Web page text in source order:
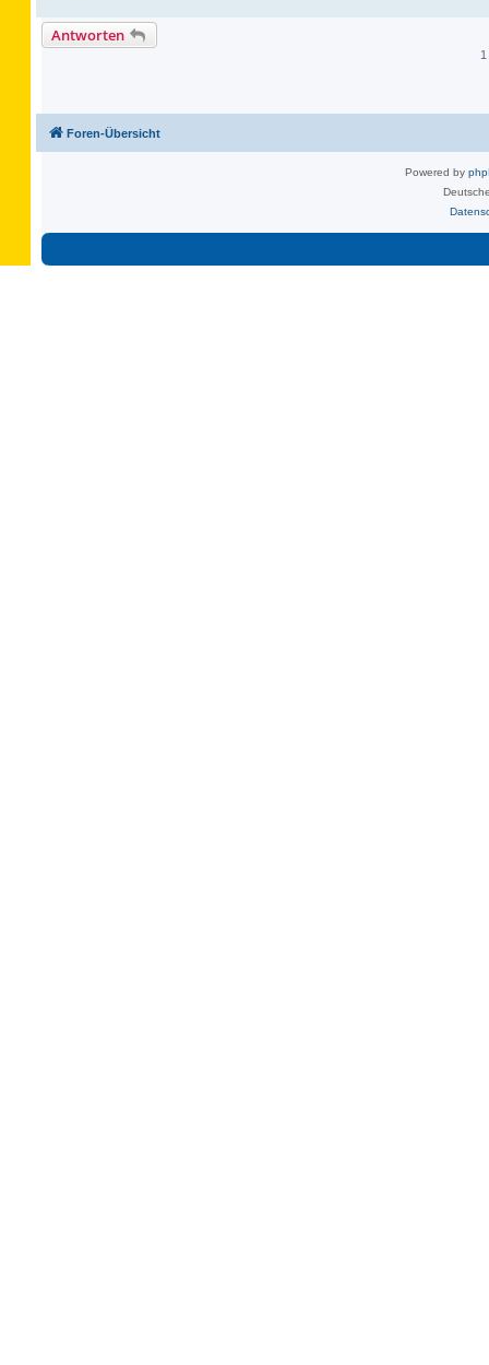
Antworten
Foren-Übersicht
Powered by